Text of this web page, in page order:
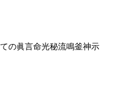
の眞言命光秘流鳴釜神示